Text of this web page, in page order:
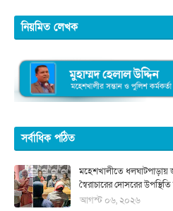
নিয়মিত লেখক
সর্বাধিক পঠিত
মহেশখালীতে ধলঘাটপাড়ায়
স্বৈরাচারের দোসরের
আগস্ট ০৬, ২০২৬